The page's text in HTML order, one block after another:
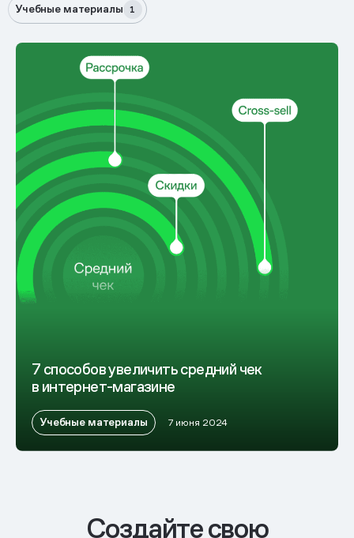
Учебные материалы 1
7 способов увеличить средний чек
в интернет-магазине
Учебные материалы 7 июня 2024
Cоздайте свою